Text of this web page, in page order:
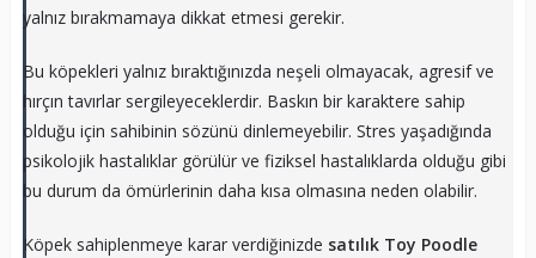
yalnız bırakmamaya dikkat etmesi gerekir.
Bu köpekleri yalnız bıraktığınızda neşeli olmayacak, agresif ve
hırçın tavırlar sergileyeceklerdir. Baskın bir karaktere sahip
olduğu için sahibinin sözünü dinlemeyebilir. Stres yaşadığında
psikolojik hastalıklar görülür ve fiziksel hastalıklarda olduğu gibi
bu durum da ömürlerinin daha kısa olmasına neden olabilir.
Köpek sahiplenmeye karar verdiğinizde satılık Toy Poodle